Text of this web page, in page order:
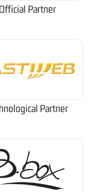
Official Partner
Partner